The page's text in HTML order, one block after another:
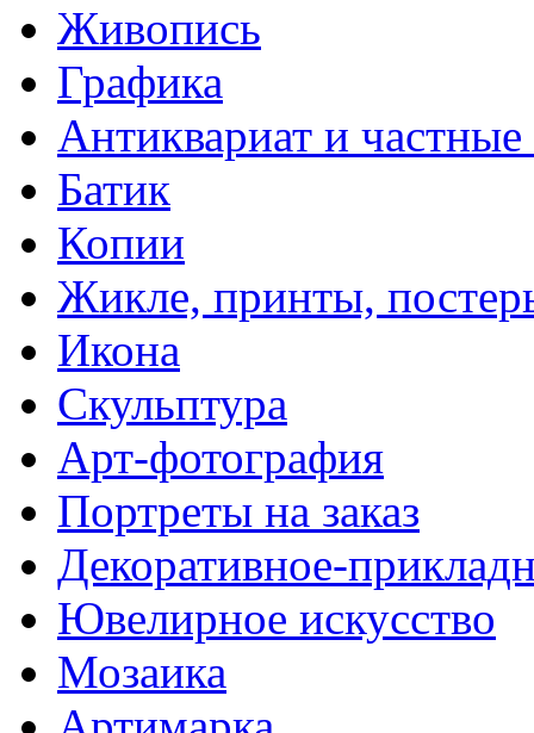
Живопись
Графика
Антиквариат и
Батик
Копии
Жикле, принты,
Икона
Скульптура
Арт-фотография
Портреты на заказ
Декоративное-
Ювелирное искусство
Мозаика